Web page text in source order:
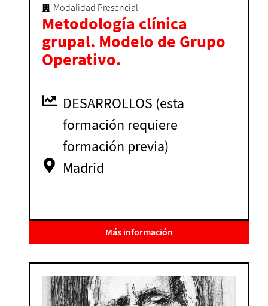
Modalidad Presencial
Metodología clínica
grupal. Modelo de Grupo
Operativo.
DESARROLLOS (esta
formación requiere
formación previa)
Madrid
Más información